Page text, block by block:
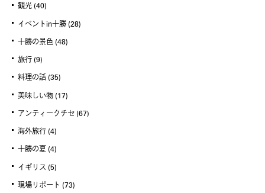
観光 (40)
イベントin十勝 (28)
十勝の景色 (48)
旅行 (9)
料理の話 (35)
美味しい物 (17)
アンティークチセ (67)
海外旅行 (4)
十勝の夏 (4)
イギリス (5)
現場リポート (73)